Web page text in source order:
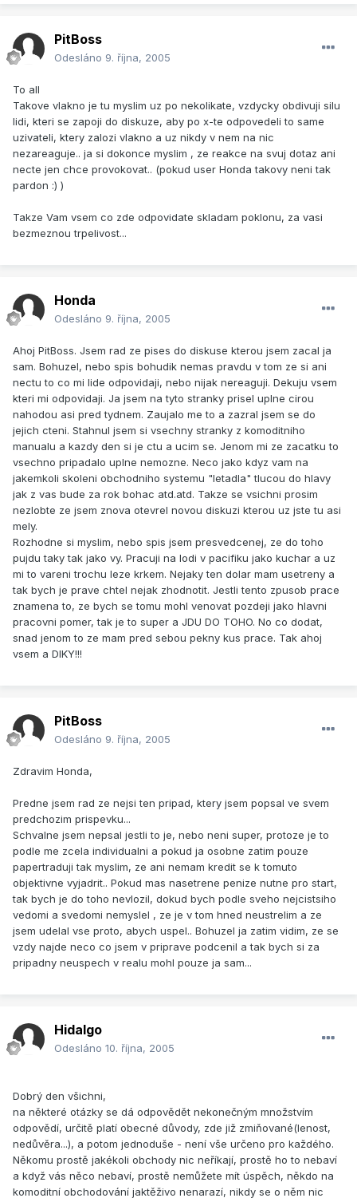
PitBoss
Odesláno 9. října, 2005
To all
Takove vlakno je tu myslim uz po nekolikate, vzdycky obdivuji silu
lidi, kteri se zapoji do diskuze, aby po x-te odpovedeli to same
uzivateli, ktery zalozi vlakno a uz nikdy v nem na nic
nezareaguje.. ja si dokonce myslim , ze reakce na svuj dotaz ani
necte jen chce provokovat.. (pokud user Honda takovy neni tak
pardon :) )
Takze Vam vsem co zde odpovidate skladam poklonu, za vasi
bezmeznou trpelivost...
Honda
Odesláno 9. října, 2005
Ahoj PitBoss. Jsem rad ze pises do diskuse kterou jsem zacal ja
sam. Bohuzel, nebo spis bohudik nemas pravdu v tom ze si ani
nectu to co mi lide odpovidaji, nebo nijak nereaguji. Dekuju vsem
kteri mi odpovidaji. Ja jsem na tyto stranky prisel uplne cirou
nahodou asi pred tydnem. Zaujalo me to a zazral jsem se do
jejich cteni. Stahnul jsem si vsechny stranky z komoditniho
manualu a kazdy den si je ctu a ucim se. Jenom mi ze zacatku to
vsechno pripadalo uplne nemozne. Neco jako kdyz vam na
jakemkoli skoleni obchodniho systemu "letadla" tlucou do hlavy
jak z vas bude za rok bohac atd.atd. Takze se vsichni prosim
nezlobte ze jsem znova otevrel novou diskuzi kterou uz jste tu asi
mely.
Rozhodne si myslim, nebo spis jsem presvedcenej, ze do toho
pujdu taky tak jako vy. Pracuji na lodi v pacifiku jako kuchar a uz
mi to vareni trochu leze krkem. Nejaky ten dolar mam usetreny a
tak bych je prave chtel nejak zhodnotit. Jestli tento zpusob prace
znamena to, ze bych se tomu mohl venovat pozdeji jako hlavni
pracovni pomer, tak je to super a JDU DO TOHO. No co dodat,
snad jenom to ze mam pred sebou pekny kus prace. Tak ahoj
vsem a DIKY!!!
PitBoss
Odesláno 9. října, 2005
Zdravim Honda,
Predne jsem rad ze nejsi ten pripad, ktery jsem popsal ve svem
predchozim prispevku...
Schvalne jsem nepsal jestli to je, nebo neni super, protoze je to
podle me zcela individualni a pokud ja osobne zatim pouze
papertraduji tak myslim, ze ani nemam kredit se k tomuto
objektivne vyjadrit.. Pokud mas nasetrene penize nutne pro start,
tak bych je do toho nevlozil, dokud bych podle sveho nejcistsiho
vedomi a svedomi nemyslel , ze je v tom hned neustrelim a ze
jsem udelal vse proto, abych uspel.. Bohuzel ja zatim vidim, ze se
vzdy najde neco co jsem v priprave podcenil a tak bych si za
pripadny neuspech v realu mohl pouze ja sam...
Hidalgo
Odesláno 10. října, 2005
Dobrý den všichni,
na některé otázky se dá odpovědět nekonečným množstvím
odpovědí, určitě platí obecné důvody, zde již zmiňované(lenost,
nedůvěra...), a potom jednoduše - není vše určeno pro každého.
Někomu prostě jakékoli obchody nic neříkají, prostě ho to nebaví
a když vás něco nebaví, prostě nemůžete mít úspěch, někdo na
komoditní obchodování jaktěživo nenarazí, nikdy se o něm nic